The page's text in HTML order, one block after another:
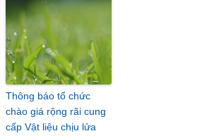
Thông báo tổ chức
chào giá rộng rãi cung
cấp Vật liệu chịu lửa